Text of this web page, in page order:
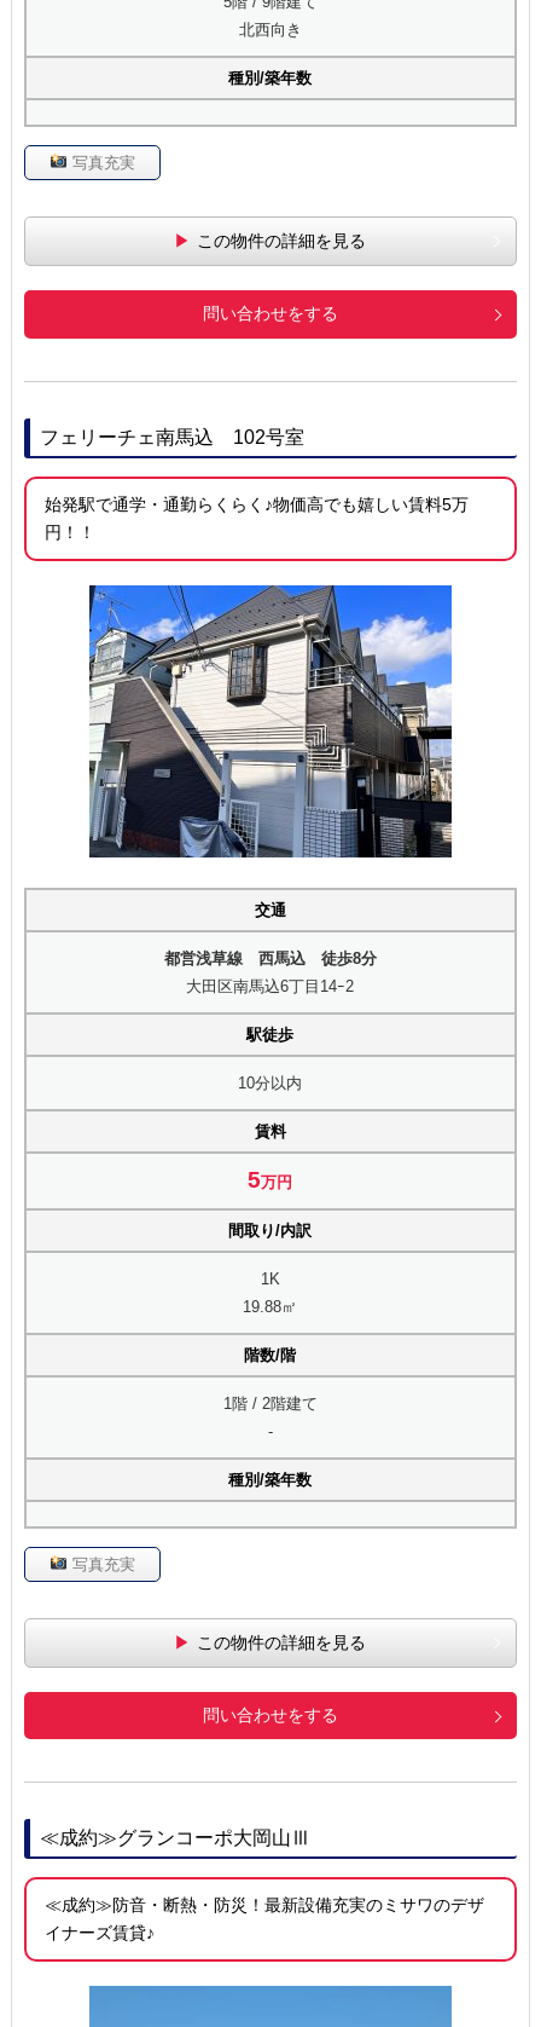
北西向き
種別/築年数
写真充実
この物件の詳細を見る
問い合わせをする
フェリーチェ南馬込 102号室
始発駅で通学・通勤らくらく♪物価高でも嬉しい賃料5万
円！！
交通
都営浅草線 西馬込 徒歩8分
大田区南馬込6丁目14ｰ2
駅徒歩
10分以内
賃料
5万円
間取り/内訳
1K
19.88㎡
階数/階
1階 / 2階建て
-
種別/築年数
写真充実
この物件の詳細を見る
問い合わせをする
≪成約≫グランコーポ大岡山Ⅲ
≪成約≫防音・断熱・防災！最新設備充実のミサワのデザ
イナーズ賃貸♪